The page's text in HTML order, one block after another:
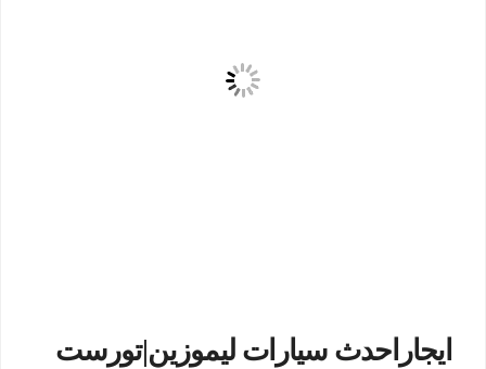
ايجاراحدث سيارات ليموزين|تورست